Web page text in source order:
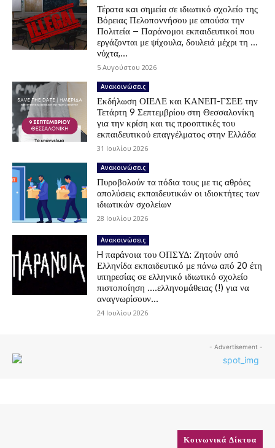
Τέρατα και σημεία σε ιδιωτικό σχολείο της
Βόρειας Πελοποννήσου με απούσα την
Πολιτεία – Παράνομοι εκπαιδευτικοί που
εργάζονται με ψίχουλα, δουλειά μέχρι τη …
νύχτα,...
5 Αυγούστου 2026
Ανακοινώσεις
Εκδήλωση ΟΙΕΛΕ και ΚΑΝΕΠ-ΓΣΕΕ την
Τετάρτη 9 Σεπτεμβρίου στη Θεσσαλονίκη
για την κρίση και τις προοπτικές του
εκπαιδευτικού επαγγέλματος στην Ελλάδα
31 Ιουλίου 2026
Ανακοινώσεις
Πυροβολούν τα πόδια τους με τις αθρόες
απολύσεις εκπαιδευτικών οι ιδιοκτήτες των
ιδιωτικών σχολείων
28 Ιουλίου 2026
Ανακοινώσεις
H παράνοια του ΟΠΣΥΔ: Ζητούν από
Ελληνίδα εκπαιδευτικό με πάνω από 20 έτη
υπηρεσίας σε ελληνικό ιδιωτικό σχολείο
πιστοποίηση ….ελληνομάθειας (!) για να
αναγνωρίσουν...
24 Ιουλίου 2026
- Advertisement -
Κοινωνικά Δίκτυα